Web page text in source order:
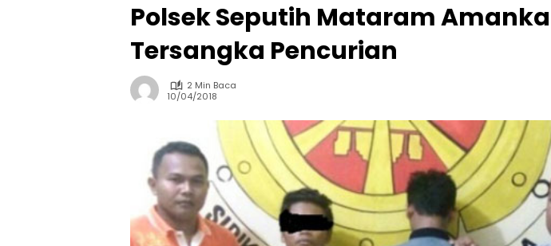
Polsek Seputih Mataram
Tersangka Pencurian
2 Min Baca
10/04/2018